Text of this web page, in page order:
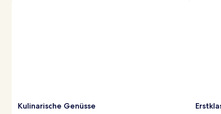
Kulinarische Genüsse